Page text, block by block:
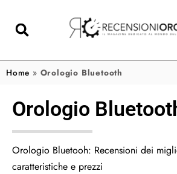
Home » Orologio Bluetooth
Orologio
Orologio Bluetooh: Recensioni dei
caratteristiche e prezzi